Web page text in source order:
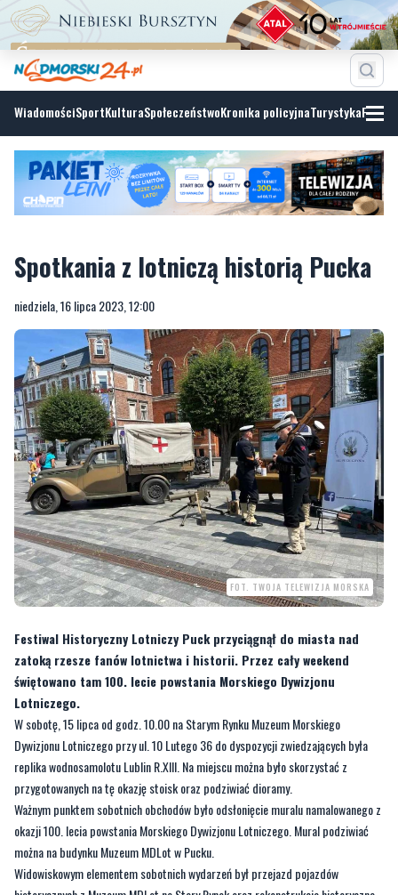
WiadomościSportKulturaSpołeczeństwoKronika policyjnaTurystyka
Spotkania z lotniczą historią Pucka
niedziela, 16 lipca 2023, 12:00
FOT. TWOJA TELEWIZJA MORSKA
Festiwal Historyczny Lotniczy Puck przyciągnął do miasta nad
zatoką rzesze fanów lotnictwa i historii. Przez cały weekend
świętowano tam 100. lecie powstania Morskiego Dywizjonu
Lotniczego.
W sobotę, 15 lipca od godz. 10.00 na Starym Rynku Muzeum Morskiego
Dywizjonu Lotniczego przy ul. 10 Lutego 36 do dyspozycji zwiedzających była
replika wodnosamolotu Lublin R.XIII. Na miejscu można było skorzystać z
przygotowanych na tę okazję stoisk oraz podziwiać dioramy.
Ważnym punktem sobotnich obchodów było odsłonięcie muralu namalowanego z
okazji 100. lecia powstania Morskiego Dywizjonu Lotniczego. Mural podziwiać
można na budynku Muzeum MDLot w Pucku.
Widowiskowym elementem sobotnich wydarzeń był przejazd pojazdów